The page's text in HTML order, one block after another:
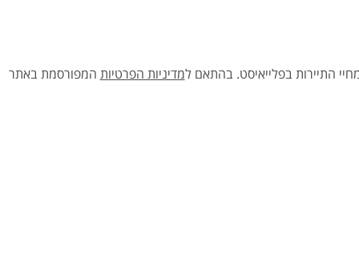
התיירות בפלייאיסט. בהתאם למדיניות הפרטיות המפורסמת באתר